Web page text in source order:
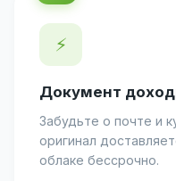
⚡
Документ
Забудьте о почте и
оригинал
облаке бессрочно.